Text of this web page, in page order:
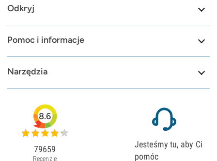
Odkryj
Pomoc i informacje
Narzędzia
8.6
79659
Recenzje
Jesteśmy tu, aby Ci
pomóc